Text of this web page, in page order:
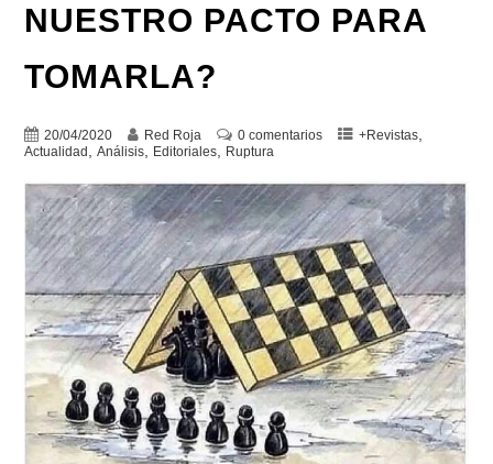
NUESTRO PACTO PARA
TOMARLA?
20/04/2020 Red Roja 0 comentarios +Revistas,
Actualidad Análisis, Editoriales, Ruptura